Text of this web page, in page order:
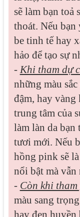
sẽ làm bạn toả
thoát. Nếu
be tinh tế hay
hảo để tạo sự
- Khi tham dự
những màu
đậm, hay
trung tâm của
làm làn da bạn
tươi mới. Nếu
hồng pink sẽ
nổi bật mà vẫn
- Còn khi
màu sang
hay đen huyền